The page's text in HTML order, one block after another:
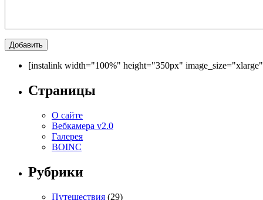
[instalink width="100%" height="350px"
Страницы
О сайте
Вебкамера v2.0
Галерея
BOINC
Рубрики
Путешествия (29)